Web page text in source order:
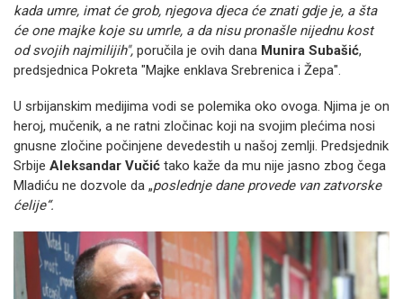
kada umre, imat će grob, njegova djeca će znati gdje je, a šta
će one majke koje su umrle, a da nisu pronašle nijednu kost
od svojih najmilijih", poručila je ovih dana Munira Subašić,
predsjednica Pokreta "Majke enklava Srebrenica i Žepa".
U srbijanskim medijima vodi se polemika oko ovoga. Njima je on
heroj, mučenik, a ne ratni zločinac koji na svojim plećima nosi
gnusne zločine počinjene devedestih u našoj zemlji. Predsjednik
Srbije Aleksandar Vučić tako kaže da mu nije jasno zbog čega
Mladiću ne dozvole da „poslednje dane provede van zatvorske
ćelije“.